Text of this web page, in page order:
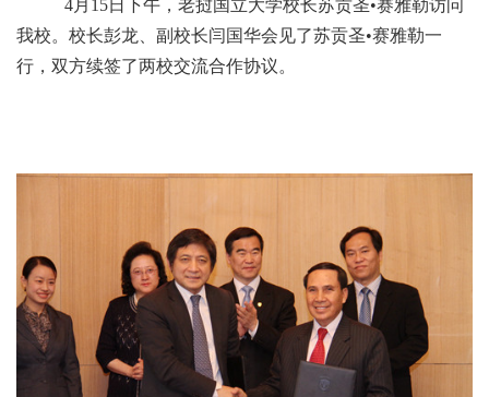
4月15日下午，老挝国立大学校长苏贡圣•赛雅勒访问
我校。校长彭龙、副校长闫国华会见了苏贡圣•赛雅勒一
行，双方续签了两校交流合作协议。